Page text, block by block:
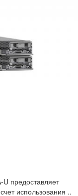
предоставляет
использования ..